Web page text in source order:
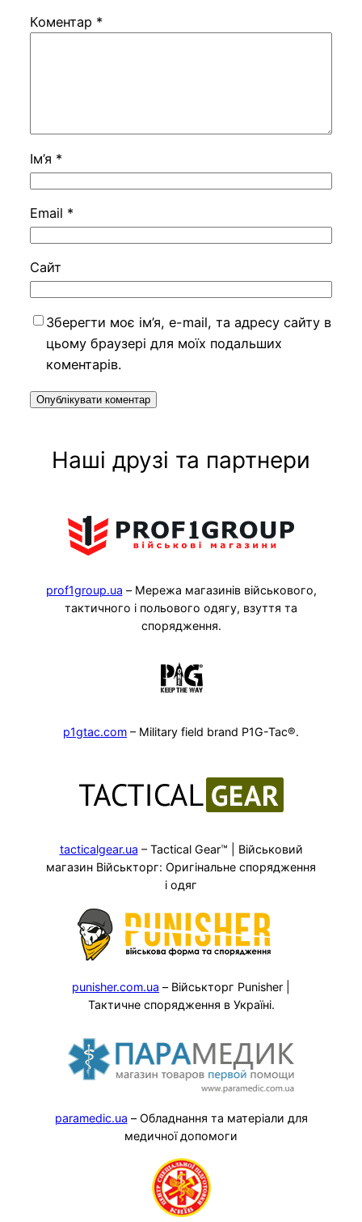
Коментар *
Ім’я *
Email *
Сайт
Зберегти моє ім’я, e-mail, та адресу сайту в
цьому браузері для моїх подальших
коментарів.
Наші друзі та партнери
prof1group.ua – Мережа магазинів військового,
тактичного і польового одягу, взуття та
спорядження.
p1gtac.com – Military field brand P1G-Tac®.
tacticalgear.ua – Tactical Gear™ | Військовий
магазин Військторг: Оригінальне спорядження
і одяг
punisher.com.ua – Військторг Punisher |
Тактичне спорядження в Україні.
paramedic.ua – Обладнання та матеріали для
медичної допомоги